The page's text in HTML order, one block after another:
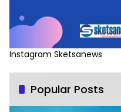
Instagram Sketsanews
Popular Posts